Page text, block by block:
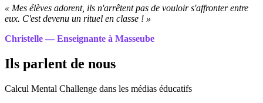
« Mes élèves adorent, ils n'arrêtent pas de vouloir s'affronter entre
eux. C'est devenu un rituel en classe ! »
Christelle — Enseignante à Masseube
Ils parlent de nous
Calcul Mental Challenge dans les médias éducatifs